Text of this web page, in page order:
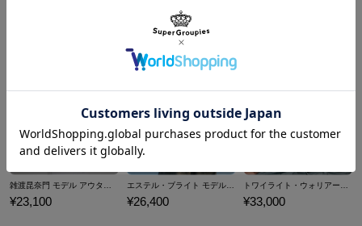
¥25,300
雑渡昆奈門 モデル アウター 忍たま乱太郎
¥23,100
エステル・ブライト モデル ジャケット 「軌跡」シリーズ 空の軌跡 the 1st
¥26,400
トワイライト・ウォリアーズ 決戦！九龍城砦 モデル スカジャン
¥33,000